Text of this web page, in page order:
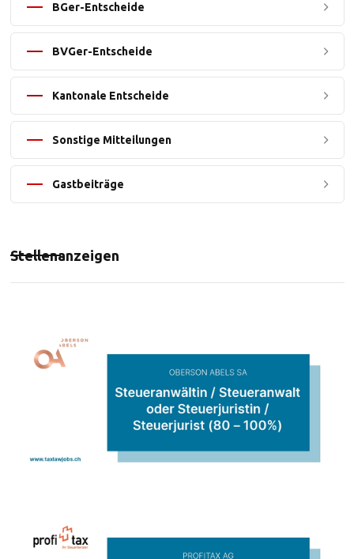
BGer-Entscheide
BVGer-Entscheide
Kantonale Entscheide
Sonstige Mitteilungen
Gastbeiträge
Stellenanzeigen